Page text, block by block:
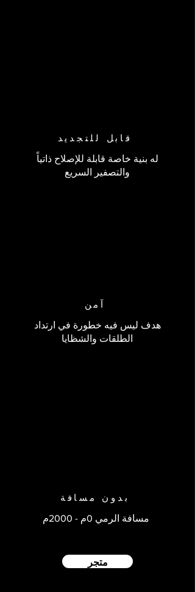
له بنية خاصة قابلة للإصلاح ذاتياً
والتصفير السريع
هدف ليس فيه خطورة في ارتداد
الطلقات والشظايا
متجر